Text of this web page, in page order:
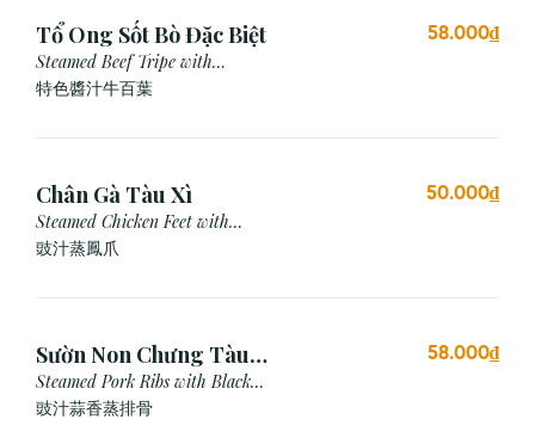
Tổ Ong Sốt Bò Đặc Biệt
Steamed Beef Tripe with
Special Sauce
特色醬汁牛百葉
58.000₫
Chân Gà Tàu Xì
Steamed Chicken Feet with
Black Bean Sauce
豉汁蒸鳳爪
50.000₫
Sườn Non Chưng Tàu
Xì Tỏi
Steamed Pork Ribs with Black
Bean & Garlic Sauce
豉汁蒜香蒸排骨
58.000₫